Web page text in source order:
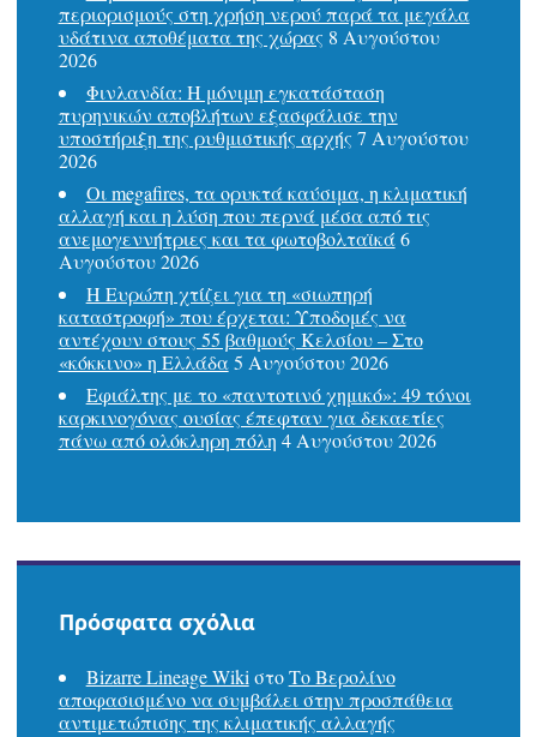
περιορισμούς στη χρήση νερού παρά τα μεγάλα
υδάτινα αποθέματα της χώρας 8 Αυγούστου
2026
Φινλανδία: Η μόνιμη εγκατάσταση
πυρηνικών αποβλήτων εξασφάλισε την
υποστήριξη της ρυθμιστικής αρχής 7 Αυγούστου
2026
Οι megafires, τα ορυκτά καύσιμα, η κλιματική
αλλαγή και η λύση που περνά μέσα από τις
ανεμογεννήτριες και τα φωτοβολταϊκά 6
Αυγούστου 2026
Η Ευρώπη χτίζει για τη «σιωπηρή
καταστροφή» που έρχεται: Υποδομές να
αντέχουν στους 55 βαθμούς Κελσίου – Στο
«κόκκινο» η Ελλάδα 5 Αυγούστου 2026
Εφιάλτης με το «παντοτινό χημικό»: 49 τόνοι
καρκινογόνας ουσίας έπεφταν για δεκαετίες
πάνω από ολόκληρη πόλη 4 Αυγούστου 2026
Πρόσφατα σχόλια
Bizarre Lineage Wiki στοΤο Βερολίνο
αποφασισμένο να συμβάλει στην προσπάθεια
αντιμετώπισης της κλιματικής αλλαγής